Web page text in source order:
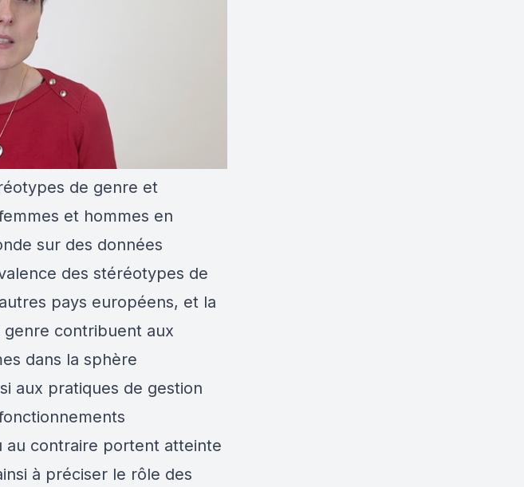
de genre et
et hommes en
sur des données
des stéréotypes de
pays européens, et la
contribuent aux
dans la sphère
aux pratiques de gestion
au contraire portent atteinte
à préciser le rôle des